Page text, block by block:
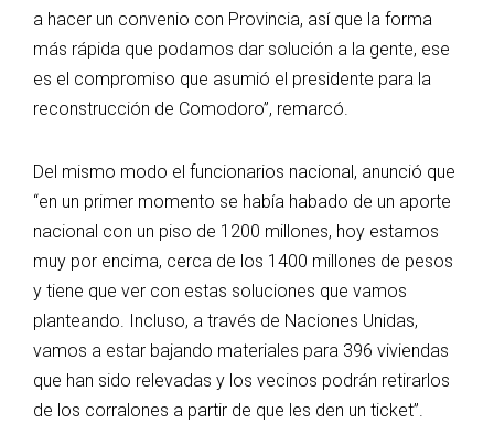
a hacer un convenio con Provincia, así que la forma
más rápida que podamos dar solución a la gente, ese
es el compromiso que asumió el presidente para la
reconstrucción de Comodoro”, remarcó.
Del mismo modo el funcionarios nacional, anunció que
“en un primer momento se había habado de un aporte
nacional con un piso de 1200 millones, hoy estamos
muy por encima, cerca de los 1400 millones de pesos
y tiene que ver con estas soluciones que vamos
planteando. Incluso, a través de Naciones Unidas,
vamos a estar bajando materiales para 396 viviendas
que han sido relevadas y los vecinos podrán retirarlos
de los corralones a partir de que les den un ticket”.